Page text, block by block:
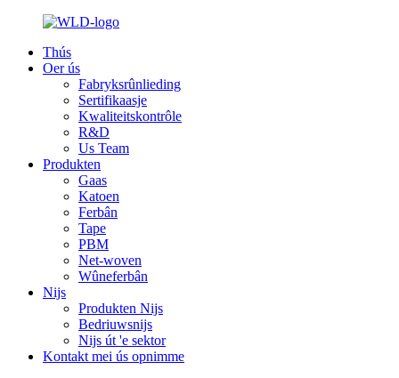
Thús
Oer ús
Fabryksrûnlieding
Sertifikaasje
Kwaliteitskontrôle
R&D
Us Team
Produkten
Gaas
Katoen
Ferbân
Tape
PBM
Net-woven
Wûneferbân
Nijs
Produkten Nijs
Bedriuwsnijs
Nijs út 'e sektor
Kontakt mei ús opnimme